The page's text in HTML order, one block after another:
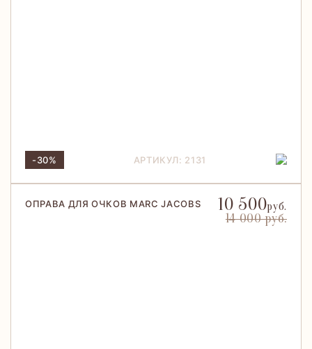
-30% АРТИКУЛ: 2131
ОПРАВА ДЛЯ ОЧКОВ MARC JACOBS 10 500руб.
14 000 руб.